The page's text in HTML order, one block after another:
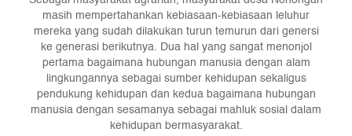
masih mempertahankan kebiasaan-kebiasaan leluhur
mereka yang sudah dilakukan turun temurun dari genersi
ke generasi berikutnya. Dua hal yang sangat menonjol
pertama bagaimana hubungan manusia dengan alam
lingkungannya sebagai sumber kehidupan sekaligus
pendukung kehidupan dan kedua bagaimana hubungan
manusia dengan sesamanya sebagai mahluk sosial dalam
kehidupan bermasyarakat.